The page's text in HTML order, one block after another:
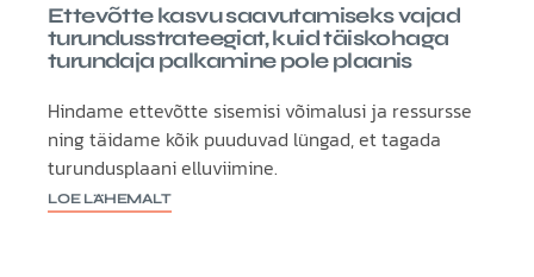
Ettevõtte kasvu saavutamiseks vajad
turundusstrateegiat, kuid täiskohaga
turundaja palkamine pole plaanis
Hindame ettevõtte sisemisi võimalusi ja ressursse
ning täidame kõik puuduvad lüngad, et tagada
turundusplaani elluviimine.
LOE LÄHEMALT